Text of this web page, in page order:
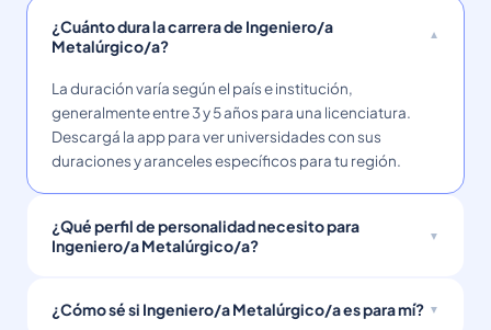
¿Cuánto dura la carrera de Ingeniero/a
Metalúrgico/a?
La duración varía según el país e institución,
generalmente entre 3 y 5 años para una licenciatura.
Descargá la app para ver universidades con sus
duraciones y aranceles específicos para tu región.
¿Qué perfil de personalidad necesito para
Ingeniero/a Metalúrgico/a?
¿Cómo sé si Ingeniero/a Metalúrgico/a es para mí?